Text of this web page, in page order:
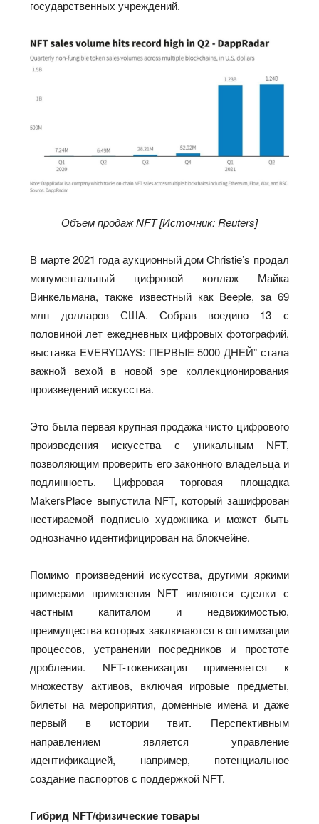
государственных учреждений.
Объем продаж NFT [Источник: Reuters]
В марте 2021 года аукционный дом Christie’s продал
монументальный цифровой коллаж Майка
Винкельмана, также известный как Beeple, за 69
млн долларов США. Собрав воедино 13 с
половиной лет ежедневных цифровых фотографий,
выставка EVERYDAYS: ПЕРВЫЕ 5000 ДНЕЙ” стала
важной вехой в новой эре коллекционирования
произведений искусства.
Это была первая крупная продажа чисто цифрового
произведения искусства с уникальным NFT,
позволяющим проверить его законного владельца и
подлинность. Цифровая торговая площадка
MakersPlace выпустила NFT, который зашифрован
нестираемой подписью художника и может быть
однозначно идентифицирован на блокчейне.
Помимо произведений искусства, другими яркими
примерами применения NFT являются сделки с
частным капиталом и недвижимостью,
преимущества которых заключаются в оптимизации
процессов, устранении посредников и простоте
дробления. NFT-токенизация применяется к
множеству активов, включая игровые предметы,
билеты на мероприятия, доменные имена и даже
первый в истории твит. Перспективным
направлением является управление
идентификацией, например, потенциальное
создание паспортов с поддержкой NFT.
Гибрид NFT/физические товары